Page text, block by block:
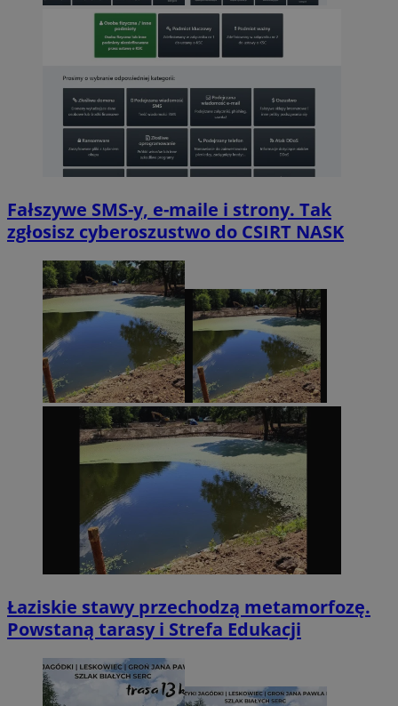
Fałszywe SMS-y, e-maile i strony. Tak
zgłosisz cyberoszustwo do CSIRT NASK
Łaziskie stawy przechodzą metamorfozę.
Powstaną tarasy i Strefa Edukacji